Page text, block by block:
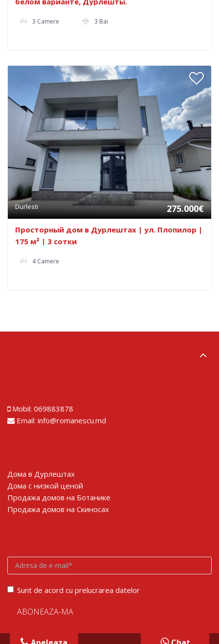
3 Camere 3 Bai
Durlesti 275.000€
Просторный дом в Дурлештах | ул. Плопилор |
175 м² | 3 сотки
4 Camere
Mobil: 069883878
Email: info@romanescu.md
Дома в Дурлештах
Дома с низкой ценой
Продажа домов на Ботанике
Продажа домов на Скиносах
Sunt de acord cu prelucrarea datelor